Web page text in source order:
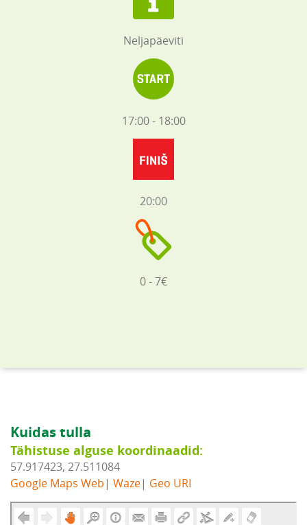
Neljapäeviti
17:00 - 18:00
20:00
0 - 7€
Kuidas tulla
Tähistuse alguse koordinaadid:
57.917423, 27.511084
Google Maps Web | Waze| Geo URI